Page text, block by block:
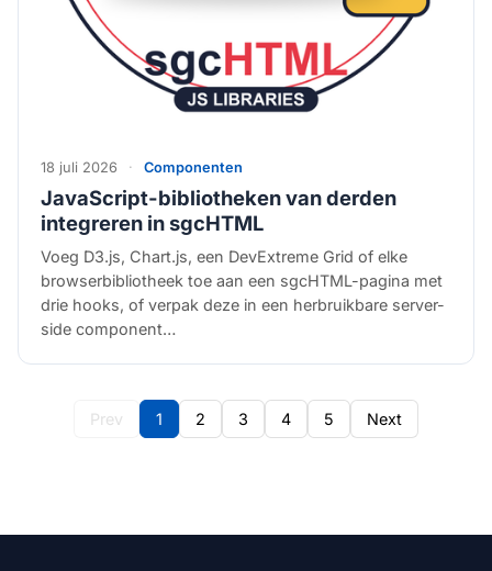
18 juli 2026 · Componenten
JavaScript-bibliotheken van derden
integreren in sgcHTML
Voeg D3.js, Chart.js, een DevExtreme Grid of elke
browserbibliotheek toe aan een sgcHTML-pagina met
drie hooks, of verpak deze in een herbruikbare server-
side component…
Prev 1 2 3 4 5 Next